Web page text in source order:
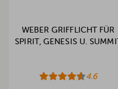
WEBER GRIFFLICHT FÜR
SPIRIT, GENESIS U. SUMMIT
4.6